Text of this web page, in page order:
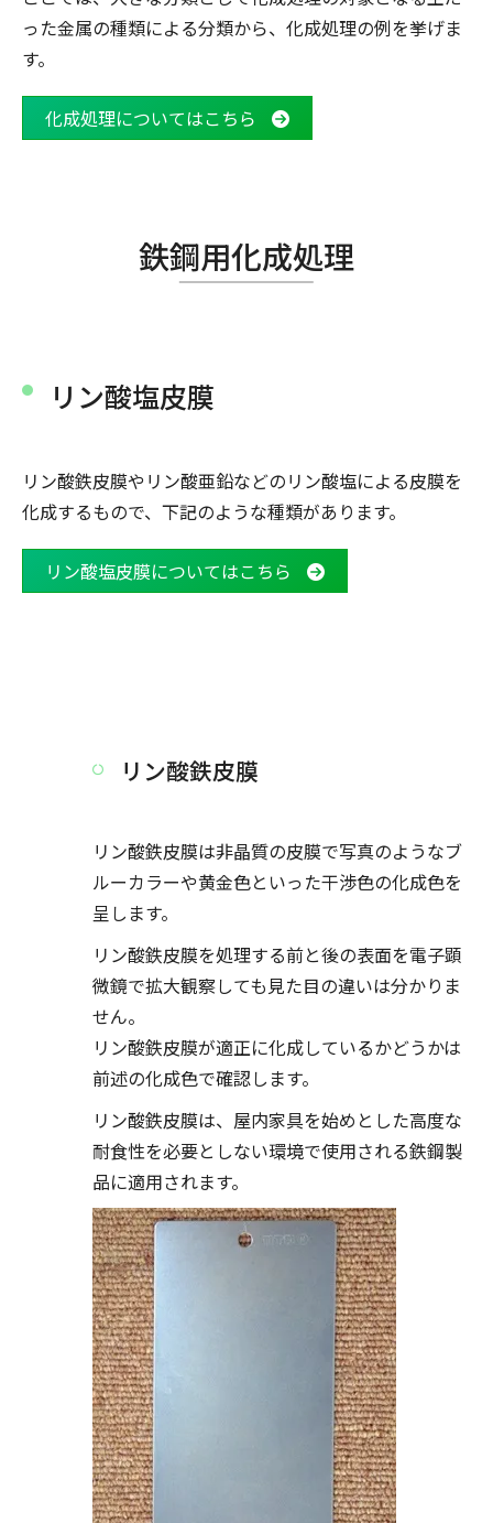
った金属の種類による分類から、化成処理の例を挙げま
す。
化成処理についてはこちら
鉄鋼用化成処理
リン酸塩皮膜
リン酸鉄皮膜やリン酸亜鉛などのリン酸塩による皮膜を
化成するもので、下記のような種類があります。
リン酸塩皮膜についてはこちら
リン酸鉄皮膜
リン酸鉄皮膜は非晶質の皮膜で写真のようなブ
ルーカラーや黄金色といった干渉色の化成色を
呈します。
リン酸鉄皮膜を処理する前と後の表面を電子顕
微鏡で拡大観察しても見た目の違いは分かりま
せん。
リン酸鉄皮膜が適正に化成しているかどうかは
前述の化成色で確認します。
リン酸鉄皮膜は、屋内家具を始めとした高度な
耐食性を必要としない環境で使用される鉄鋼製
品に適用されます。